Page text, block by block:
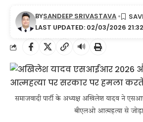
LAST UPDATED: 02/03/2026 21:32
BYSANDEEP SRIVASTAVA
🔊
समाजवादी पार्टी के अध्यक्ष अखिलेश यादव ने
बीएलओ आत्महत्या से